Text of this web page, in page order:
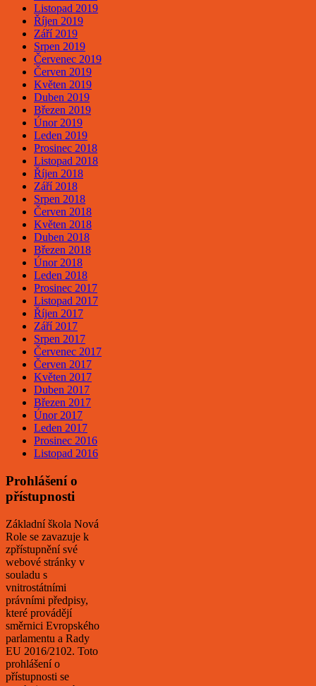
Listopad 2019
Říjen 2019
Září 2019
Srpen 2019
Červenec 2019
Červen 2019
Květen 2019
Duben 2019
Březen 2019
Únor 2019
Leden 2019
Prosinec 2018
Listopad 2018
Říjen 2018
Září 2018
Srpen 2018
Červen 2018
Květen 2018
Duben 2018
Březen 2018
Únor 2018
Leden 2018
Prosinec 2017
Listopad 2017
Říjen 2017
Září 2017
Srpen 2017
Červenec 2017
Červen 2017
Květen 2017
Duben 2017
Březen 2017
Únor 2017
Leden 2017
Prosinec 2016
Listopad 2016
Prohlášení o
přístupnosti
Základní škola Nová
Role se zavazuje k
zpřístupnění své
webové stránky v
souladu s
vnitrostátními
právními předpisy,
které provádějí
směrnici Evropského
parlamentu a Rady
EU 2016/2102. Toto
prohlášení o
přístupnosti se